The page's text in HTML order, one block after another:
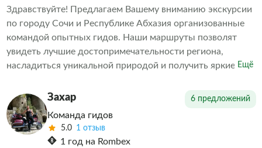
Здравствуйте! Предлагаем Вашему вниманию экскурсии
по городу Сочи и Республике Абхазия организованные
командой опытных гидов. Наши маршруты позволят
увидеть лучшие достопримечательности региона,
насладиться уникальной природой и получить яркие
насыщенную программу мероприятий. Выбираете нас –
выбираете качественные услуги и приятные
воспоминания о поездке.
Ещё
Захар 6 предложений
Команда гидов
5.0 1 отзыв
1 год на Rombex